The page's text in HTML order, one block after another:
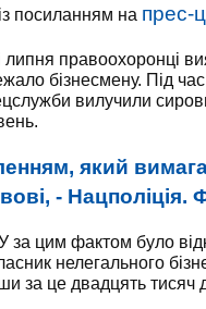
із посиланням на прес-
правоохоронці
бізнесмену. Під
вилучили
який
-
цим фактом було
нелегального
за це двадцять тисяч